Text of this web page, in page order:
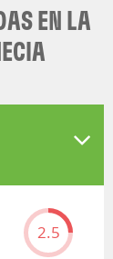
EN LA
2.5